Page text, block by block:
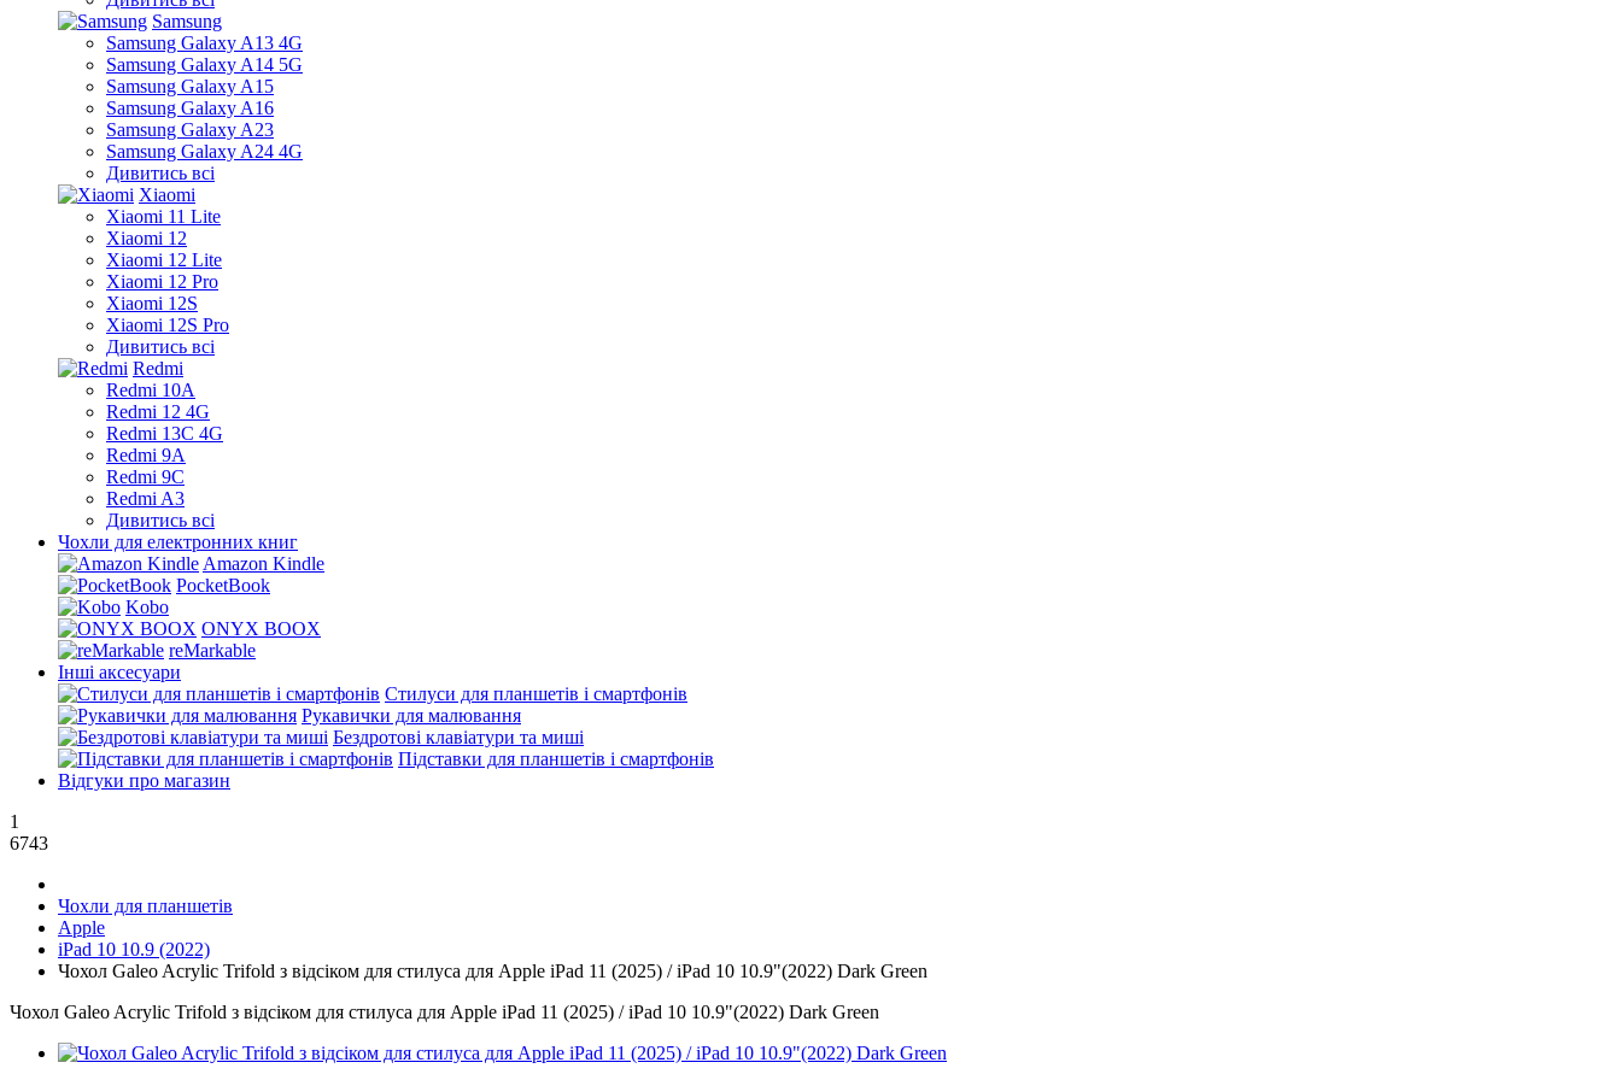
Samsung
Samsung Galaxy A13 4G
Samsung Galaxy A14 5G
Samsung Galaxy A15
Samsung Galaxy A16
Samsung Galaxy A23
Samsung Galaxy A24 4G
Дивитись всі
Xiaomi
Xiaomi 11 Lite
Xiaomi 12
Xiaomi 12 Lite
Xiaomi 12 Pro
Xiaomi 12S
Xiaomi 12S Pro
Дивитись всі
Redmi
Redmi 10A
Redmi 12 4G
Redmi 13C 4G
Redmi 9A
Redmi 9C
Redmi A3
Дивитись всі
Чохли для електронних книг
Amazon Kindle
PocketBook
Kobo
ONYX BOOX
reMarkable
Інші аксесуари
Стилуси для планшетів і смартфонів
Рукавички для малювання
Бездротові клавіатури та миші
Підставки для планшетів і смартфонів
Відгуки про магазин
1
6743
Чохли для планшетів
Apple
iPad 10 10.9 (2022)
Чохол Galeo Acrylic Trifold з відсіком для стилуса для Apple iPad 11 (2025) / iPad 10 10.9"(2022) Dark Green
Чохол Galeo Acrylic Trifold з відсіком для стилуса для Apple iPad 11 (2025) / iPad 10 10.9"(2022) Dark Green